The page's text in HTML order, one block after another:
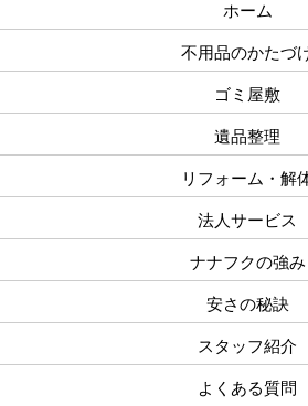
ホーム
不用品のかたづ
ゴミ屋敷
遺品整理
リフォーム・解
法人サービス
ナナフクの強み
安さの秘訣
スタッフ紹介
よくある質問